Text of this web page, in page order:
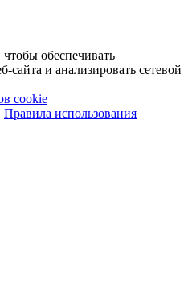
обеспечивать
сайта и анализировать сетевой
cookie
Правила использования